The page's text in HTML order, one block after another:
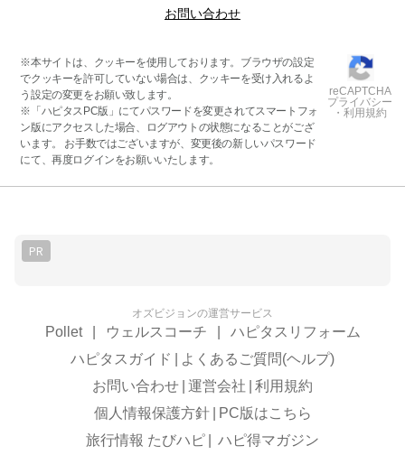
お問い合わせ
※本サイトは、クッキーを使用しております。ブラウザの設定
でクッキーを許可していない場合は、クッキーを受け入れるよ
う設定の変更をお願い致します。
※「ハピタスPC版」にてパスワードを変更されてスマートフォ
ン版にアクセスした場合、ログアウトの状態になることがござ
います。 お手数ではございますが、変更後の新しいパスワード
にて、再度ログインをお願いいたします。
reCAPTCHA
プライバシー
・利用規約
PR
オズビジョンの運営サービス
Pollet ウェルスコーチ
ハピタスリフォーム
ハピタスガイド
よくあるご質問(ヘルプ)
お問い合わせ 運営会社
利用規約
個人情報保護方針
PC版はこちら
旅行情報 たびハピ
ハピ得マガジン